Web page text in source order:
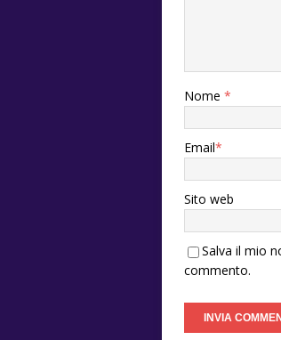
Nome *
Email*
Sito web
Salva il mio
commento.